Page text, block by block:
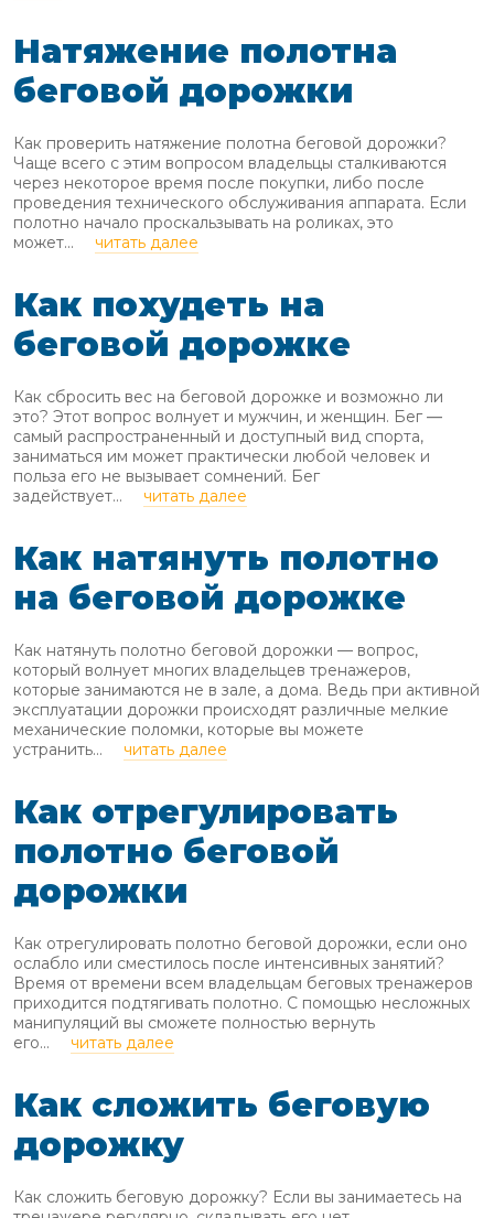
Натяжение полотна
беговой дорожки
Как проверить натяжение полотна беговой дорожки?
Чаще всего с этим вопросом владельцы сталкиваются
через некоторое время после покупки, либо после
проведения технического обслуживания аппарата. Если
полотно начало проскальзывать на роликах, это
может...
читать далее
Как похудеть на
беговой дорожке
Как сбросить вес на беговой дорожке и возможно ли
это? Этот вопрос волнует и мужчин, и женщин. Бег ―
самый распространенный и доступный вид спорта,
заниматься им может практически любой человек и
польза его не вызывает сомнений. Бег
задействует...
читать далее
Как натянуть полотно
на беговой дорожке
Как натянуть полотно беговой дорожки — вопрос,
который волнует многих владельцев тренажеров,
которые занимаются не в зале, а дома. Ведь при активной
эксплуатации дорожки происходят различные мелкие
механические поломки, которые вы можете
устранить...
читать далее
Как отрегулировать
полотно беговой
дорожки
Как отрегулировать полотно беговой дорожки, если оно
ослабло или сместилось после интенсивных занятий?
Время от времени всем владельцам беговых тренажеров
приходится подтягивать полотно. С помощью несложных
манипуляций вы сможете полностью вернуть
его...
читать далее
Как сложить беговую
дорожку
Как сложить беговую дорожку? Если вы занимаетесь на